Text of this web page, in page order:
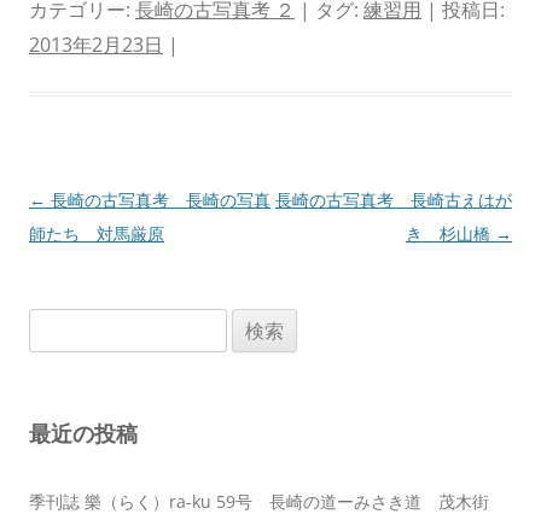
カテゴリー: 長崎の古写真考 ２ | タグ: 練習用 | 投稿日:
2013年2月23日 |
投
稿
ョ
← 長崎の古写真考 長崎の写真
師たち 対馬厳原
長崎の古写真考 長崎古えはが
き 杉山橋 →
索:
最近の投稿
季刊誌 樂（らく）ra-ku 59号 長崎の道ーみさき道 茂木街